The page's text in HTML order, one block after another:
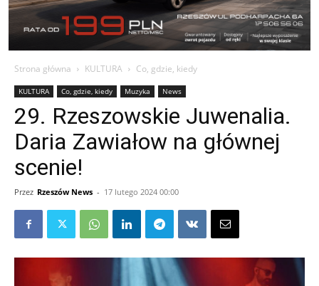
Strona główna KULTURA Co, gdzie, kiedy
KULTURA Co, gdzie, kiedy Muzyka News
29. Rzeszowskie Juwenalia.
Daria Zawiałow na głównej
scenie!
Przez Rzeszów News - 17 lutego 2024 00:00